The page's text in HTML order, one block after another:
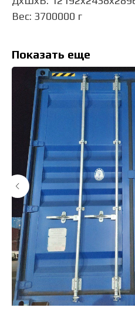
Вес: 3700000 г
Показать еще